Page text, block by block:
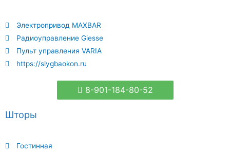
Шторы
Гостинная
Электропривод MAXBAR
Радиоуправление Giesse
Пульт управления VARIA
https://slygbaokon.ru
8-901-184-80-52